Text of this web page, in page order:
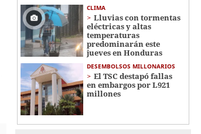
CLIMA
Lluvias con tormentas
eléctricas y altas
temperaturas
predominarán este
jueves en Honduras
DESEMBOLSOS MILLONARIOS
El TSC destapó fallas
en embargos por L921
millones